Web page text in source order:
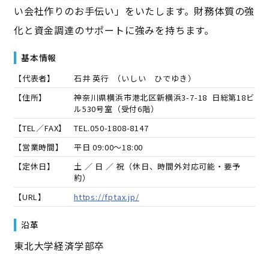
い会社作りのお手伝い」をいたします。財務体質の強
化と資金調達のサポートに強みを持ちます。
基本情報
【代表者】 石井 英行 （いしい ひでゆき）
【住所】
神奈川県横浜市港北区新横浜3-7-18 日総第18ビ
ル530号室（受付6階）
【TEL／FAX】
TEL.050-1808-8147
【営業時間】
平日 09:00～18:00
【定休日】
土 ／ 日 ／ 祝（休日、時間外対応可能・要予
約）
【URL】
https://fptax.jp/
沿革
東北大学経済学部卒